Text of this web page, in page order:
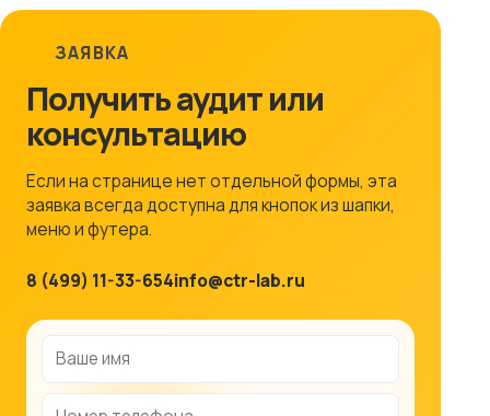
ЗАЯВКА
Получить аудит или
консультацию
Если на странице нет отдельной формы, эта
заявка всегда доступна для кнопок из шапки,
меню и футера.
8 (499) 11-33-654info@ctr-lab.ru